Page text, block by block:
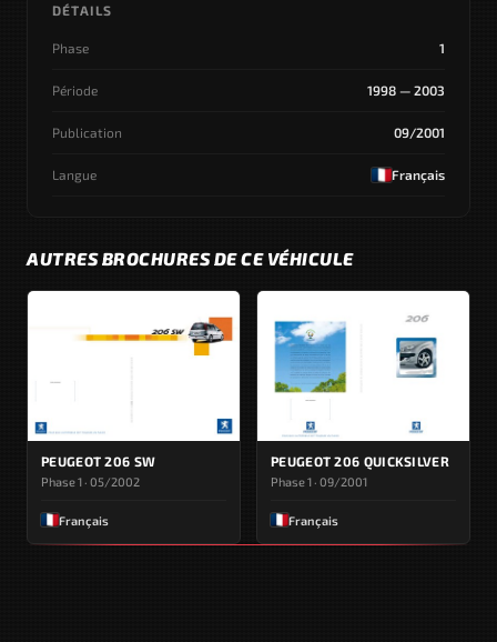
DÉTAILS
Phase 1
Période 1998 — 2003
Publication 09/2001
Langue Français
AUTRES BROCHURES DE CE VÉHICULE
PEUGEOT 206 SW
Phase 1 · 05/2002
Français
PEUGEOT 206 QUICKSILVER
Phase 1 · 09/2001
Français